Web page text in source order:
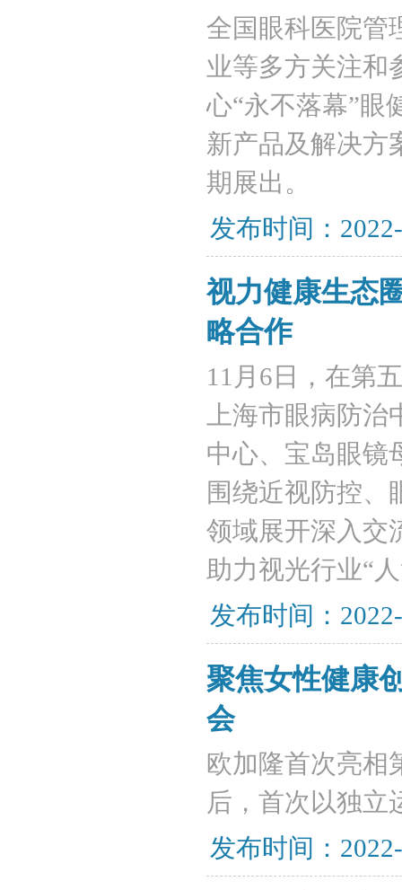
全国眼科医院管
业等多方关注和
心“永不落幕”眼
新产品及解决方
期展出。
发布时间：
视力健康生态
略合作
​11月6日，在第
上海市眼病防
中心、宝岛眼镜
围绕近视防控、
领域展开深入交
助力视光行业“
发布时间：
聚焦女性健康
会
欧加隆首次亮相
后，首次以独立
发布时间：